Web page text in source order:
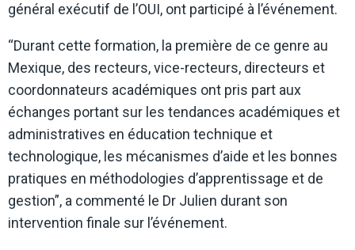
général exécutif de l’OUI, ont participé à l’événement.
“Durant cette formation, la première de ce genre au
Mexique, des recteurs, vice-recteurs, directeurs et
coordonnateurs académiques ont pris part aux
échanges portant sur les tendances académiques et
administratives en éducation technique et
technologique, les mécanismes d’aide et les bonnes
pratiques en méthodologies d’apprentissage et de
gestion”, a commenté le Dr Julien durant son
intervention finale sur l’événement.